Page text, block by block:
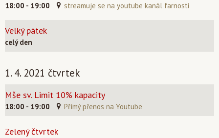
18:00 - 19:00 streamuje se na youtube kanál farnosti
Velký pátek
celý den
1. 4. 2021 čtvrtek
Mše sv. Limit 10% kapacity
18:00 - 19:00 Přímý přenos na Youtube
Zelený čtvrtek